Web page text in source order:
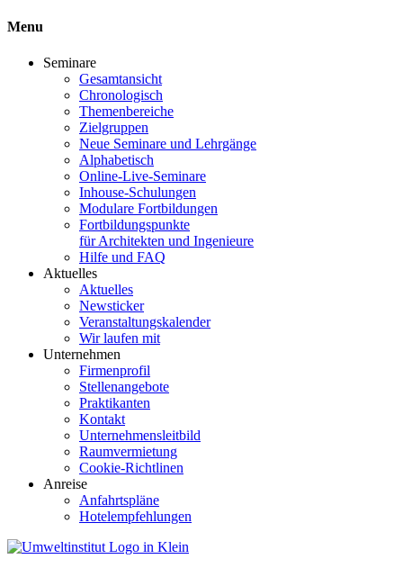
Menu
Seminare
Gesamtansicht
Chronologisch
Themenbereiche
Zielgruppen
Neue Seminare und Lehrgänge
Alphabetisch
Online-Live-Seminare
Inhouse-Schulungen
Modulare Fortbildungen
Fortbildungspunkte
für Architekten und Ingenieure
Hilfe und FAQ
Aktuelles
Aktuelles
Newsticker
Veranstaltungskalender
Wir laufen mit
Unternehmen
Firmenprofil
Stellenangebote
Praktikanten
Kontakt
Unternehmensleitbild
Raumvermietung
Cookie-Richtlinen
Anreise
Anfahrtspläne
Hotelempfehlungen